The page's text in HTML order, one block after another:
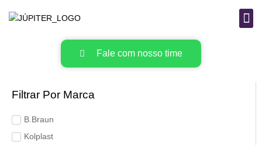
Fale com nosso time
Filtrar Por Marca
B.Braun
Kolplast